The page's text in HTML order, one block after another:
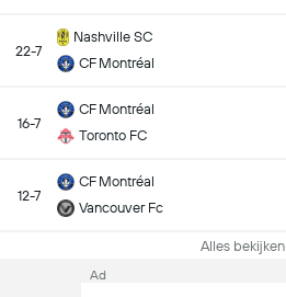
22-7
Nashville SC
CF Montréal
16-7
CF Montréal
Toronto FC
12-7
CF Montréal
Vancouver Fc
Alles bekijken
Ad